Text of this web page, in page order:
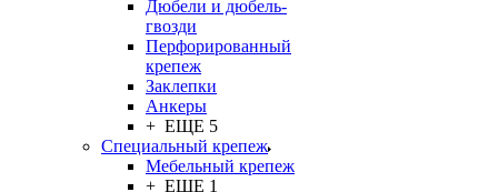
Дюбели и дюбель-
гвозди
Перфорированный
крепеж
Заклепки
Анкеры
+ ЕЩЕ 5
Специальный крепеж
Мебельный крепеж
+ ЕЩЕ 1